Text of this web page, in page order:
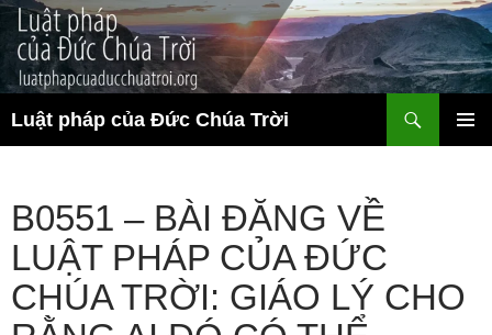
Chuyển
đến
nội
dung
Luật pháp của Đức Chúa Trời
kiếm
B0551 – BÀI ĐĂNG VỀ
LUẬT PHÁP CỦA ĐỨC
CHÚA TRỜI: GIÁO LÝ CHO